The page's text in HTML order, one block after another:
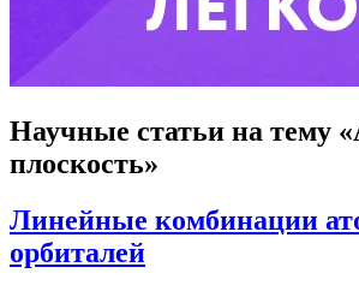
Научные статьи на тему
плоскость»
Линейные комбинации
орбиталей